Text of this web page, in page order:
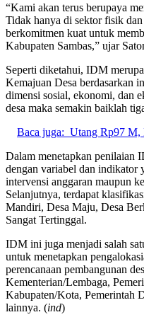
“Kami akan terus berupaya
Tidak hanya di sektor fisik
berkomitmen kuat untuk
Kabupaten Sambas,” ujar
Seperti diketahui, IDM
Kemajuan Desa berdasarkan
dimensi sosial, ekonomi, dan
desa maka semakin baiklah
Baca juga: Utang Rp97 M,
Dalam menetapkan penilaian
dengan variabel dan indikator
intervensi anggaran maupun
Selanjutnya, terdapat
Mandiri, Desa Maju, Desa
Sangat Tertinggal.
IDM ini juga menjadi salah
untuk menetapkan
perencanaan pembangunan
Kementerian/Lembaga,
Kabupaten/Kota, Pemerintah
lainnya. (ind)